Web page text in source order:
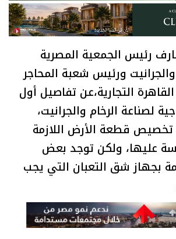
رئيس الجمعية المصرية
والجرانيت ورئيس شعبة المحاجر
التجارية،عن تفاصيل أول
لصناعة الرخام والجرانيت،
تخصيص قطعة الأرض اللازمة
عليها، ولكن توجد بعض
بجهاز شق التعبان التي يجب